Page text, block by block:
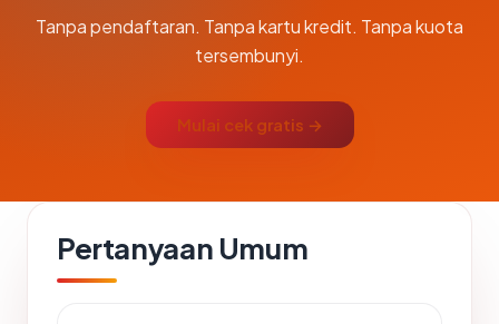
Tanpa pendaftaran. Tanpa kartu kredit. Tanpa kuota
tersembunyi.
Mulai cek gratis →
Pertanyaan Umum